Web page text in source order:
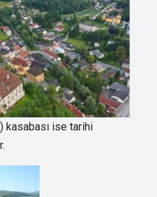
kasabası ise tarihi